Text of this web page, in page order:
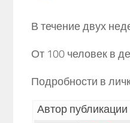
В течение двух
От 100 человек в
Подробности в
Автор публикации